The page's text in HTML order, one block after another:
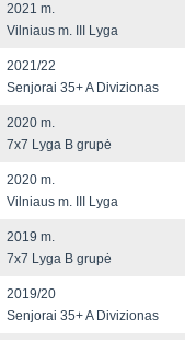
2021 m.
Vilniaus m. III Lyga
2021/22
Senjorai 35+ A Divizionas
2020 m.
7x7 Lyga B grupė
2020 m.
Vilniaus m. III Lyga
2019 m.
7x7 Lyga B grupė
2019/20
Senjorai 35+ A Divizionas